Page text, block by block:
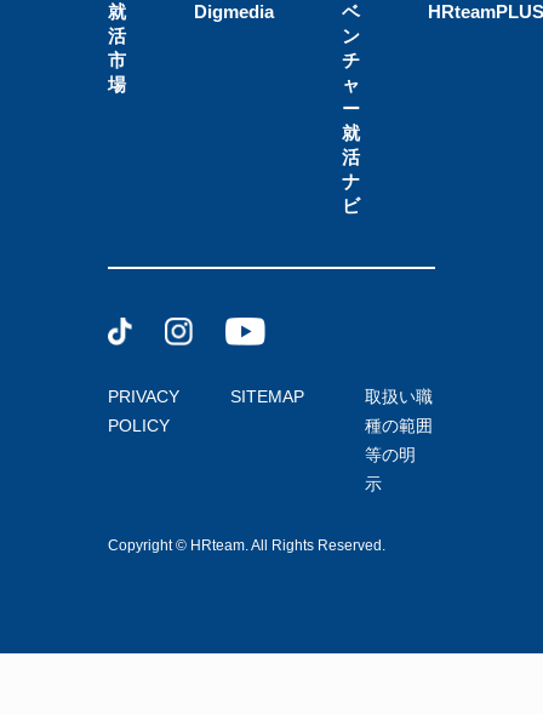
就
活
市
場
Digmedia
ベ
ン
チ
ャ
ー
就
活
ナ
ビ
HRteamPLUS
PRIVACY
POLICY
SITEMAP
取扱い職
種の範囲
等の明
示
Copyright © HRteam. All Rights Reserved.